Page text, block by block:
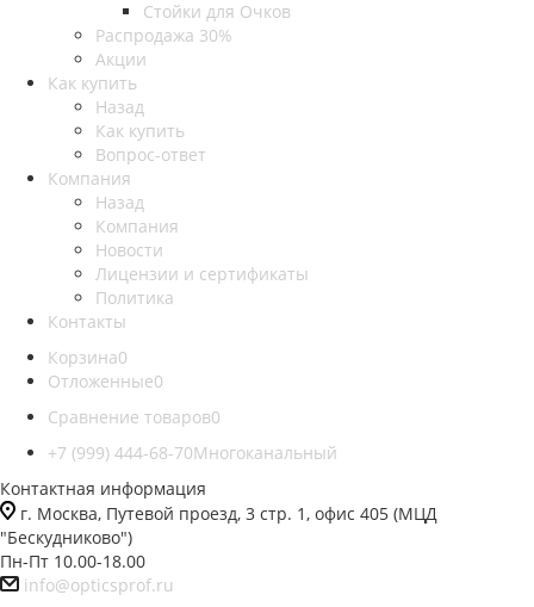
Стойки для Очков
Распродажа 30%
Акции
Как купить
Назад
Как купить
Вопрос-ответ
Компания
Назад
Компания
Новости
Лицензии и сертификаты
Политика
Контакты
Корзина0
Отложенные0
Сравнение товаров0
+7 (999) 444-68-70Многоканальный
Контактная информация
г. Москва, Путевой проезд, 3 стр. 1, офис 405 (МЦД
"Бескудниково")
Пн-Пт 10.00-18.00
info@opticsprof.ru